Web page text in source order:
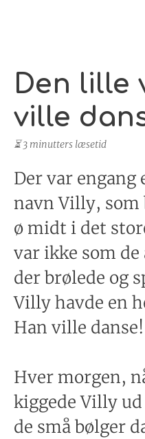
Den lille
ville
⏳ 3 minutters læsetid
Der var
navn Villy, som
ø midt i det
var ikke som
der brølede og
Villy havde en
Han ville danse!
Hver morgen,
kiggede Villy
de små bølger